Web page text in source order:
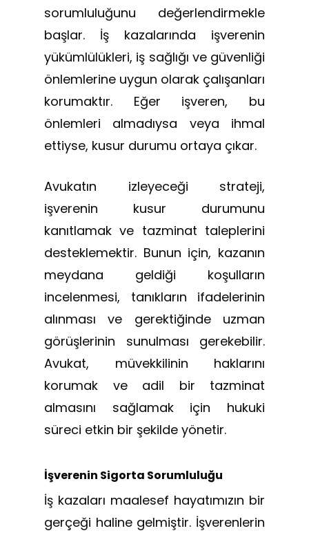
sorumluluğunu değerlendirmekle
başlar. İş kazalarında işverenin
yükümlülükleri, iş sağlığı ve güvenliği
önlemlerine uygun olarak çalışanları
korumaktır. Eğer işveren, bu
önlemleri almadıysa veya ihmal
ettiyse, kusur durumu ortaya çıkar.
Avukatın izleyeceği strateji,
işverenin kusur durumunu
kanıtlamak ve tazminat taleplerini
desteklemektir. Bunun için, kazanın
meydana geldiği koşulların
incelenmesi, tanıkların ifadelerinin
alınması ve gerektiğinde uzman
görüşlerinin sunulması gerekebilir.
Avukat, müvekkilinin haklarını
korumak ve adil bir tazminat
almasını sağlamak için hukuki
süreci etkin bir şekilde yönetir.
İşverenin Sigorta Sorumluluğu
İş kazaları maalesef hayatımızın bir
gerçeği haline gelmiştir. İşverenlerin